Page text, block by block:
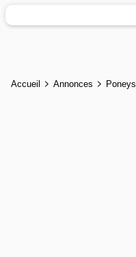
Accueil Annonces Poneys